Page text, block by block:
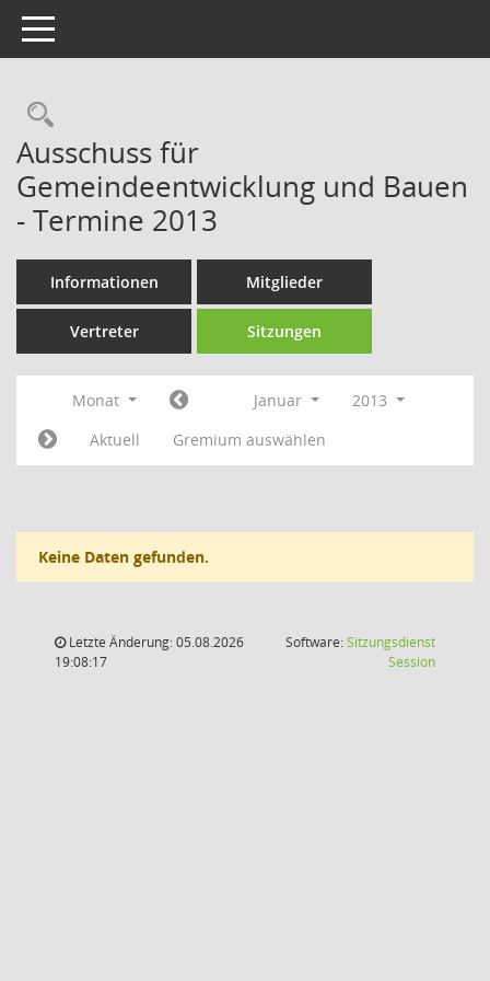
Toggle navigation
Rechercheauswahl
Ausschuss für
Gemeindeentwicklung und Bauen
- Termine 2013
Informationen Mitglieder
Vertreter Sitzungen
Monat Januar
2013
Aktuell
Gremium auswählen
Keine Daten gefunden.
Letzte Änderung: 05.08.2026
19:08:17
Software:Sitzungsdienst
Session(Wird in